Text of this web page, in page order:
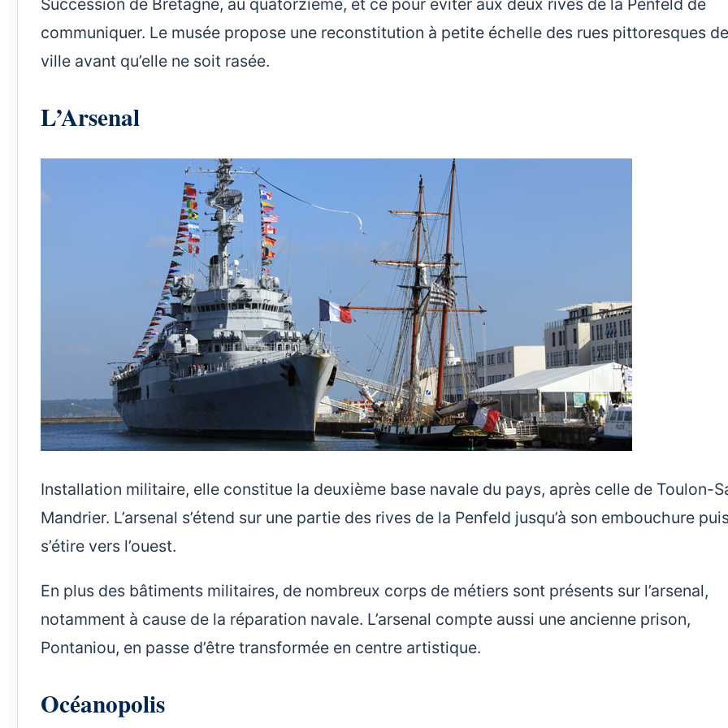
Succession de Bretagne, au quatorzième, et ce pour éviter aux deux rives de la Penfeld de
communiquer. Le musée propose une reconstitution à petite échelle des rues pittoresques
ville avant qu’elle ne soit rasée.
L’Arsenal
Installation militaire, elle constitue la deuxième base navale du pays, après celle de Toulon-
Mandrier. L’arsenal s’étend sur une partie des rives de la Penfeld jusqu’à son embouchure
s’étire vers l’ouest.
En plus des bâtiments militaires, de nombreux corps de métiers sont présents sur l’arsenal,
notamment à cause de la réparation navale. L’arsenal compte aussi une ancienne prison,
Pontaniou, en passe d’être transformée en centre artistique.
Océanopolis